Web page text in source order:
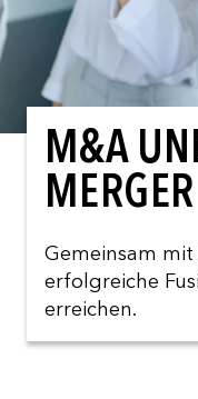
M&A
Gemeinsam
erfolgreiche
erreichen.